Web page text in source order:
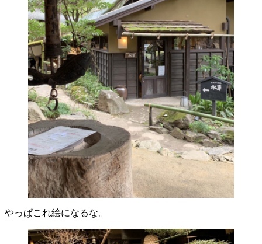
やっぱこれ絵になるな。